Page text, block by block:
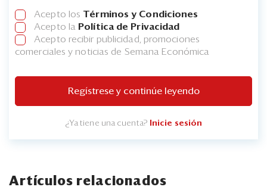
Acepto los Términos y Condiciones
Acepto la Política de Privacidad
Acepto recibir publicidad, promociones
comerciales y noticias de Semana Económica
Regístrese y continúe leyendo
¿Ya tiene una cuenta? Inicie sesión
Artículos relacionados